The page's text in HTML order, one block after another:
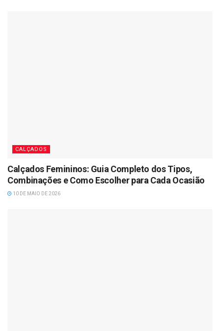
CALÇADOS
Calçados Femininos: Guia Completo dos Tipos,
Combinações e Como Escolher para Cada Ocasião
10 DE MAIO DE 2026